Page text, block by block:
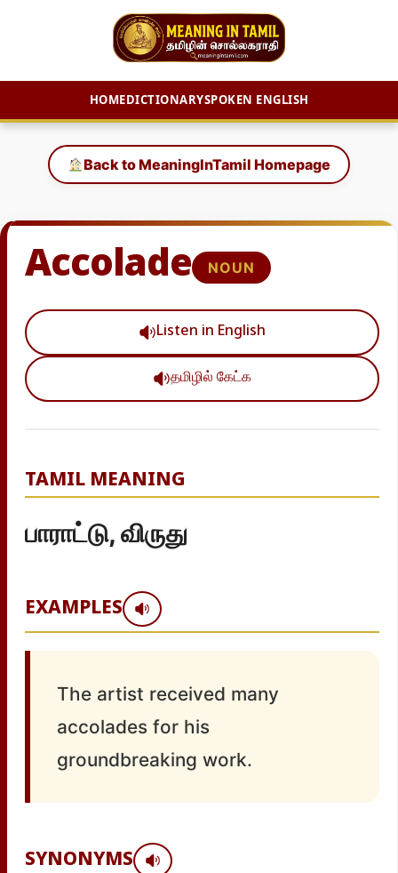
HOMEDICTIONARYSPOKEN ENGLISH
content
Back to MeaningInTamil Homepage
Accolade NOUN
Listen in English
தமிழில் கேட்க
TAMIL MEANING
பாராட்டு, விருது
EXAMPLES
The artist received many
accolades for his
groundbreaking work.
SYNONYMS